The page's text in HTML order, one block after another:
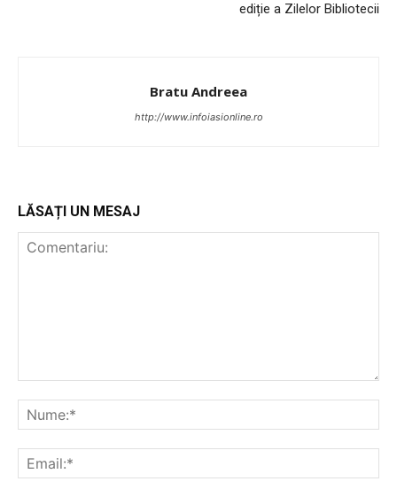
Prelucrarea datelor cu caracter personal
ediție a Zilelor Bibliotecii
Bratu Andreea
http://www.infoiasionline.ro
LĂSAȚI UN MESAJ